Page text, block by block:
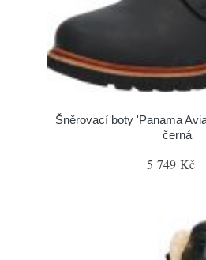
Šněrovací boty 'Panama
černá
5 749 Kč